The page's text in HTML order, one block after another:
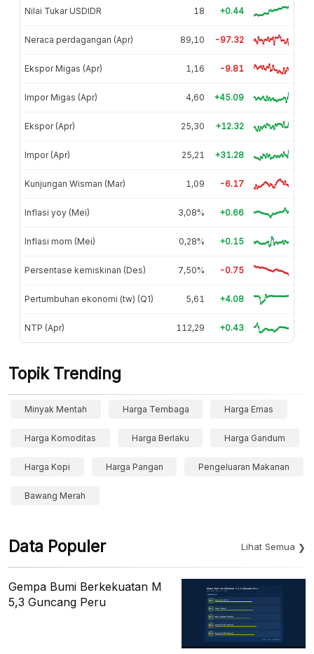
Nilai Tukar USDIDR 18 +0.44
Neraca perdagangan (Apr) 89,10 -97.32
Ekspor Migas (Apr) 1,16 -9.81
Impor Migas (Apr) 4,60 +45.09
Ekspor (Apr) 25,30 +12.32
Impor (Apr) 25,21 +31.28
Kunjungan Wisman (Mar) 1,09 -6.17
Inflasi yoy (Mei) 3,08% +0.66
Inflasi mom (Mei) 0,28% +0.15
Persentase kemiskinan (Des) 7,50% -0.75
Pertumbuhan ekonomi (tw) (Q1) 5,61 +4.08
NTP (Apr) 112,29 +0.43
Topik Trending
Minyak Mentah Harga Tembaga Harga Emas
Harga Komoditas Harga Berlaku Harga Gandum
Harga Kopi Harga Pangan Pengeluaran Makanan
Bawang Merah
Data Populer Lihat Semua
Gempa Bumi Berkekuatan M
5,3 Guncang Peru